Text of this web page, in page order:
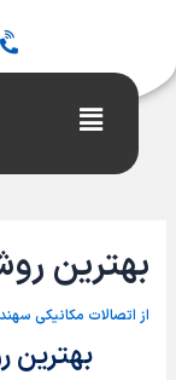
محتوا
Main
Menu
بهترین
از اتصالات مکانیکی
بهترین